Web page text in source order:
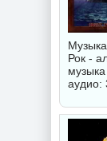
Рок -
аудио: